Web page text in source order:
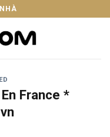
France *